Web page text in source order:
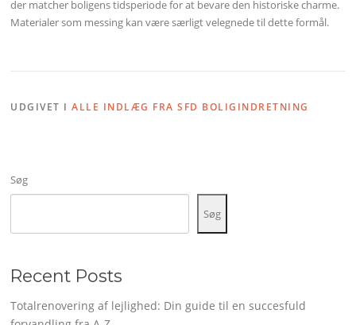
der matcher boligens tidsperiode for at bevare den historiske charme.
Materialer som messing kan være særligt velegnede til dette formål.
UDGIVET IALLE INDLÆG FRA SFD BOLIGINDRETNING
Søg
Søg
Recent Posts
Totalrenovering af lejlighed: Din guide til en succesfuld